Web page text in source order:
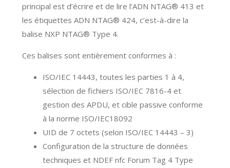
principal est d’écrire et de lire l’ADN NTAG® 413 et
les étiquettes ADN NTAG® 424, c’est-à-dire la
balise NXP NTAG® Type 4.
Ces balises sont entièrement conformes à :
ISO/IEC 14443, toutes les parties 1 à 4,
sélection de fichiers ISO/IEC 7816-4 et
gestion des APDU, et cible passive conforme
à la norme ISO/IEC18092
UID de 7 octets(selon ISO/IEC 14443 – 3)
Configuration de la structure de données
techniques et NDEF nfc Forum Tag 4 Type